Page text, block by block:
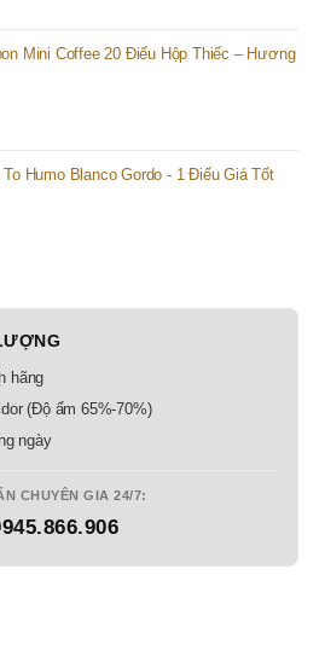
Mini Coffee 20 Điếu Hộp Thiếc – Hương
Humo Blanco Gordo - 1 Điếu Giá Tốt
hãng
(Độ ẩm 65%-70%)
ngày
CHUYÊN GIA 24/7: